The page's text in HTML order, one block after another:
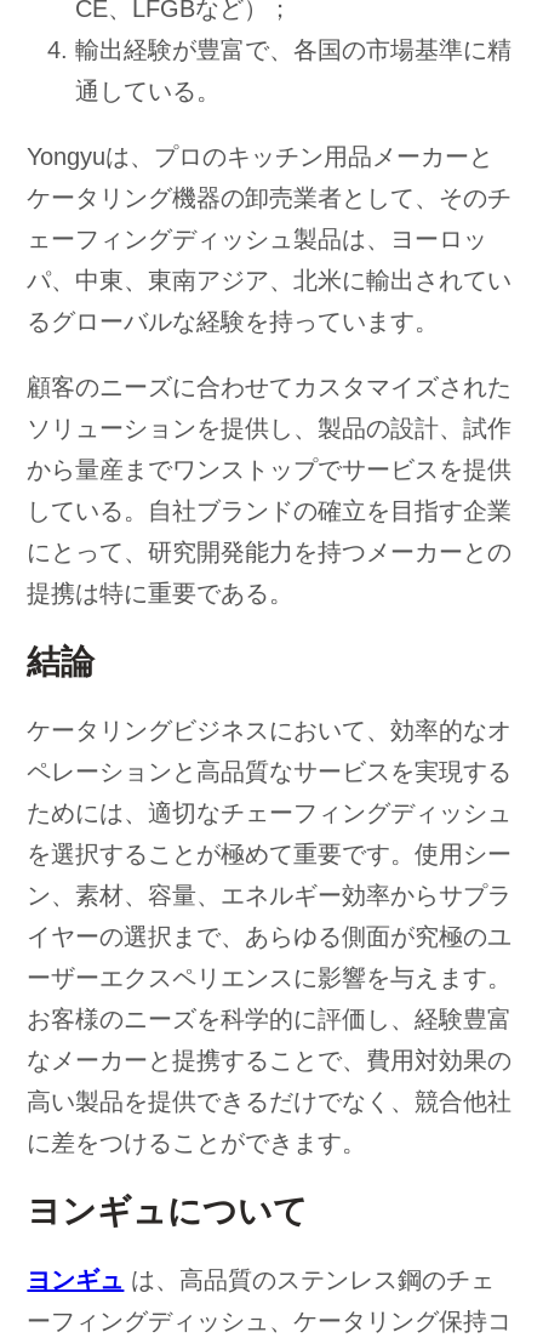
CE、LFGBなど）；
輸出経験が豊富で、各国の市場基準に精
通している。
Yongyuは、プロのキッチン用品メーカーと
ケータリング機器の卸売業者として、そのチ
ェーフィングディッシュ製品は、ヨーロッ
パ、中東、東南アジア、北米に輸出されてい
るグローバルな経験を持っています。
顧客のニーズに合わせてカスタマイズされた
ソリューションを提供し、製品の設計、試作
から量産までワンストップでサービスを提供
している。自社ブランドの確立を目指す企業
にとって、研究開発能力を持つメーカーとの
提携は特に重要である。
結論
ケータリングビジネスにおいて、効率的なオ
ペレーションと高品質なサービスを実現する
ためには、適切なチェーフィングディッシュ
を選択することが極めて重要です。使用シー
ン、素材、容量、エネルギー効率からサプラ
イヤーの選択まで、あらゆる側面が究極のユ
ーザーエクスペリエンスに影響を与えます。
お客様のニーズを科学的に評価し、経験豊富
なメーカーと提携することで、費用対効果の
高い製品を提供できるだけでなく、競合他社
に差をつけることができます。
ヨンギュについて
ヨンギュ は、高品質のステンレス鋼のチェ
ーフィングディッシュ、ケータリング保持コ